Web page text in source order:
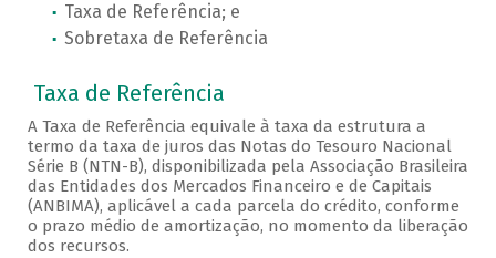
Taxa de Referência; e
Sobretaxa de Referência
Taxa de Referência
A Taxa de Referência equivale à taxa da estrutura a
termo da taxa de juros das Notas do Tesouro Nacional
Série B (NTN-B), disponibilizada pela Associação Brasileira
das Entidades dos Mercados Financeiro e de Capitais
(ANBIMA), aplicável a cada parcela do crédito, conforme
o prazo médio de amortização, no momento da liberação
dos recursos.